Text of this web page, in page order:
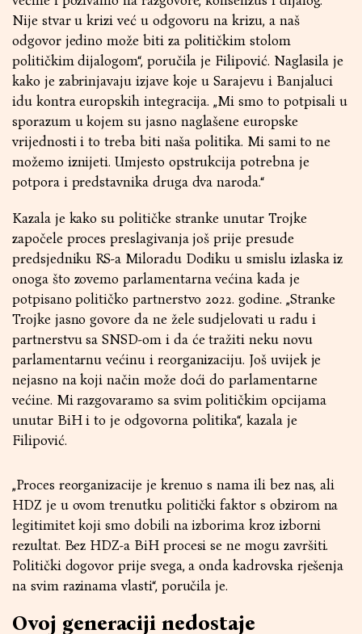
Nije stvar u krizi već u odgovoru na krizu, a naš
odgovor jedino može biti za političkim stolom
političkim dijalogom“, poručila je Filipović. Naglasila je
kako je zabrinjavaju izjave koje u Sarajevu i Banjaluci
idu kontra europskih integracija. „Mi smo to potpisali u
sporazum u kojem su jasno naglašene europske
vrijednosti i to treba biti naša politika. Mi sami to ne
možemo iznijeti. Umjesto opstrukcija potrebna je
potpora i predstavnika druga dva naroda.“
Kazala je kako su političke stranke unutar Trojke
započele proces preslagivanja još prije presude
predsjedniku RS-a Miloradu Dodiku u smislu izlaska iz
onoga što zovemo parlamentarna većina kada je
potpisano političko partnerstvo 2022. godine. „Stranke
Trojke jasno govore da ne žele sudjelovati u radu i
partnerstvu sa SNSD-om i da će tražiti neku novu
parlamentarnu većinu i reorganizaciju. Još uvijek je
nejasno na koji način može doći do parlamentarne
većine. Mi razgovaramo sa svim političkim opcijama
unutar BiH i to je odgovorna politika“, kazala je
Filipović.
„Proces reorganizacije je krenuo s nama ili bez nas, ali
HDZ je u ovom trenutku politički faktor s obzirom na
legitimitet koji smo dobili na izborima kroz izborni
rezultat. Bez HDZ-a BiH procesi se ne mogu završiti.
Politički dogovor prije svega, a onda kadrovska rješenja
na svim razinama vlasti“, poručila je.
Ovoj generaciji nedostaje